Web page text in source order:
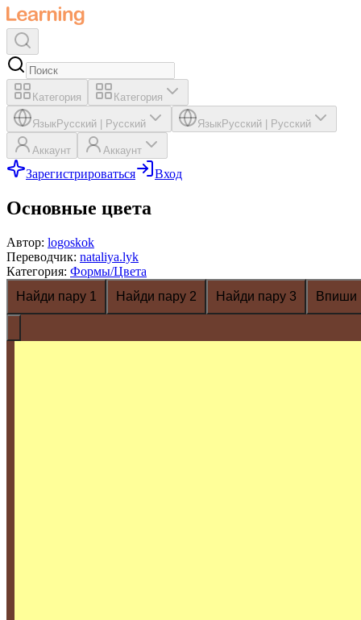
Категория Категория
ЯзыкРусский Русский ЯзыкРусский Русский
Аккаунт Аккаунт
Зарегистрироваться Вход
Основные цвета
Автор: logoskok
Переводчик: nataliya.lyk
Категория: Формы/Цвета
Найди пару 1
Найди пару 2 Найди пару 3 Впиши